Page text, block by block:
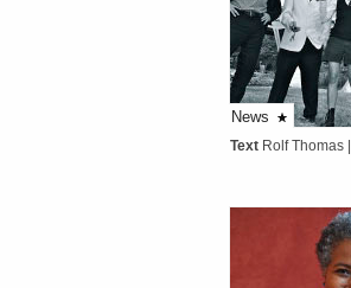
News
Text Rolf Thomas